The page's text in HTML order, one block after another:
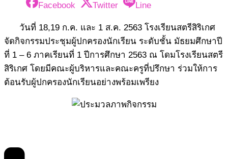
Facebook Twitter Line
วันที่ 18,19 ก.ค. และ 1 ส.ค. 2563 โรงเรียนสตรีสิริเกศ
จัดกิจกรรมประชุมผู้ปกครองนักเรียน ระดับชั้น มัธยมศึกษาปี
ที่ 1 – 6 ภาคเรียนที่ 1 ปีการศึกษา 2563 ณ โดมโรงเรียนสตรี
สิริเกศ โดยมีคณะผู้บริหารและคณะครูที่ปรึกษา ร่วมให้การ
ต้อนรับผู้ปกครองนักเรียนอย่างพร้อมเพรียง